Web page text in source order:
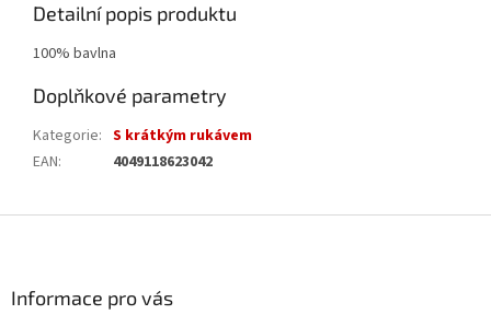
Detailní popis produktu
100% bavlna
Doplňkové parametry
Kategorie: S krátkým rukávem
EAN: 4049118623042
Informace pro vás